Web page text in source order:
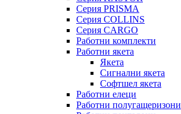
Серия PRISMA
Серия COLLINS
Серия CARGO
Работни комплекти
Работни якета
Якета
Сигнални якета
Софтшел якета
Работни елеци
Работни полугащеризони